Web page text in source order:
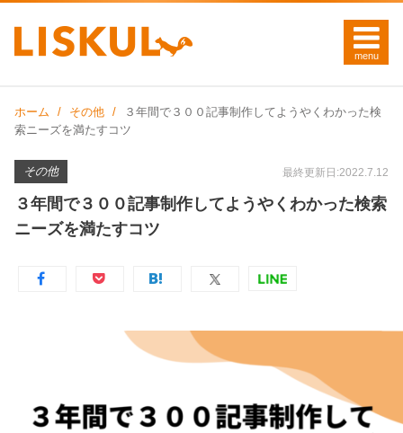
ホーム その他
３年間で３００記事制作してようやくわかった検
索ニーズを満たすコツ
その他 最終更新日:2022.7.12
３年間で３００記事制作してようやくわかった検索
ニーズを満たすコツ